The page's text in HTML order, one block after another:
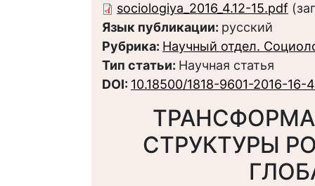
sociologiya_2016_4.12-15.pdf
Язык публикации: русский
Рубрика: Научный отдел.
Тип статьи: Научная статья
DOI: 10.18500/1818-9601-2016-16-
СТРУКТУРЫ